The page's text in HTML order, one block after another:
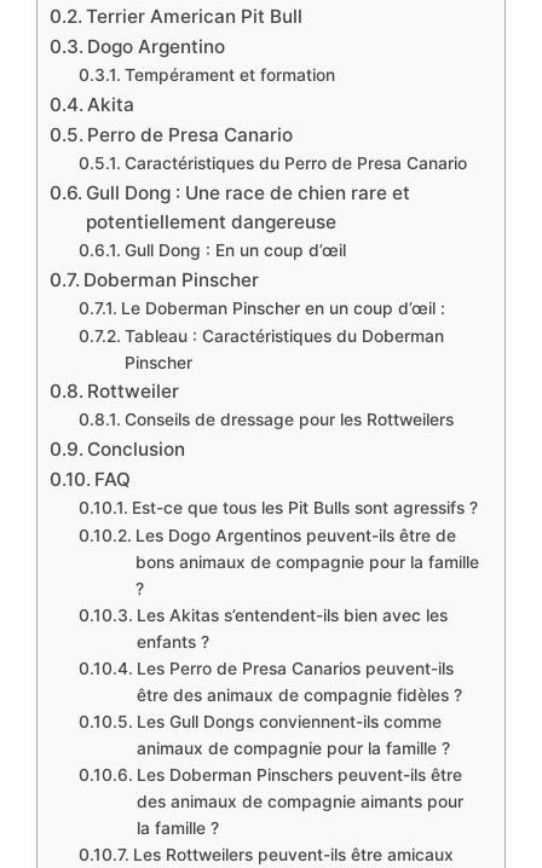
Terrier American Pit Bull
Dogo Argentino
Tempérament et formation
Akita
Perro de Presa Canario
Caractéristiques du Perro de Presa Canario
Gull Dong : Une race de chien rare et
potentiellement dangereuse
Gull Dong : En un coup d’œil
Doberman Pinscher
Le Doberman Pinscher en un coup d’œil :
Tableau : Caractéristiques du Doberman
Pinscher
Rottweiler
Conseils de dressage pour les Rottweilers
Conclusion
FAQ
Est-ce que tous les Pit Bulls sont agressifs ?
Les Dogo Argentinos peuvent-ils être de
bons animaux de compagnie pour la famille
?
Les Akitas s’entendent-ils bien avec les
enfants ?
Les Perro de Presa Canarios peuvent-ils
être des animaux de compagnie fidèles ?
Les Gull Dongs conviennent-ils comme
animaux de compagnie pour la famille ?
Les Doberman Pinschers peuvent-ils être
des animaux de compagnie aimants pour
la famille ?
Les Rottweilers peuvent-ils être amicaux